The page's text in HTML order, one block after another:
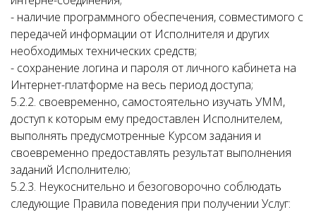
- наличие программного обеспечения, совместимого с
передачей информации от Исполнителя и других
необходимых технических средств;
- сохранение логина и пароля от личного кабинета на
Интернет-платформе на весь период доступа;
5.2.2. своевременно, самостоятельно изучать УММ,
доступ к которым ему предоставлен Исполнителем,
выполнять предусмотренные Курсом задания и
своевременно предоставлять результат выполнения
заданий Исполнителю;
5.2.3. Неукоснительно и безоговорочно соблюдать
следующие Правила поведения при получении Услуг: